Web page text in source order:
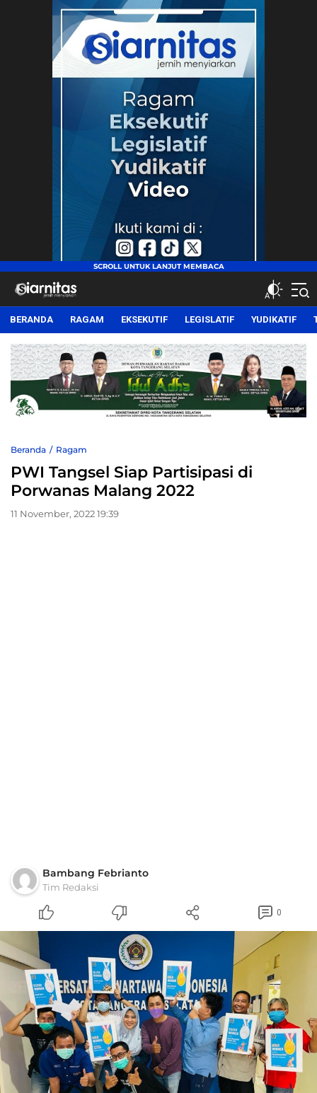
siarnitas
Jernih Menyiarkan
BERANDA RAGAM EKSEKUTIF LEGISLATIF YUDIKATIF
Beranda Ragam
PWI Tangsel Siap Partisipasi di
Porwanas Malang 2022
11 November, 2022 19:39
Bambang Febrianto
Tim Redaksi
0